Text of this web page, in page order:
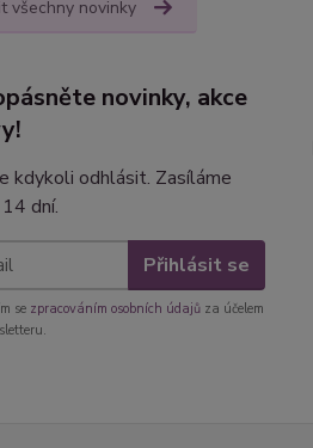
všechny novinky
novinky, akce
kdykoli odhlásit. Zasíláme
dní.
Přihlásit se
se zpracováním osobních údajů za účelem